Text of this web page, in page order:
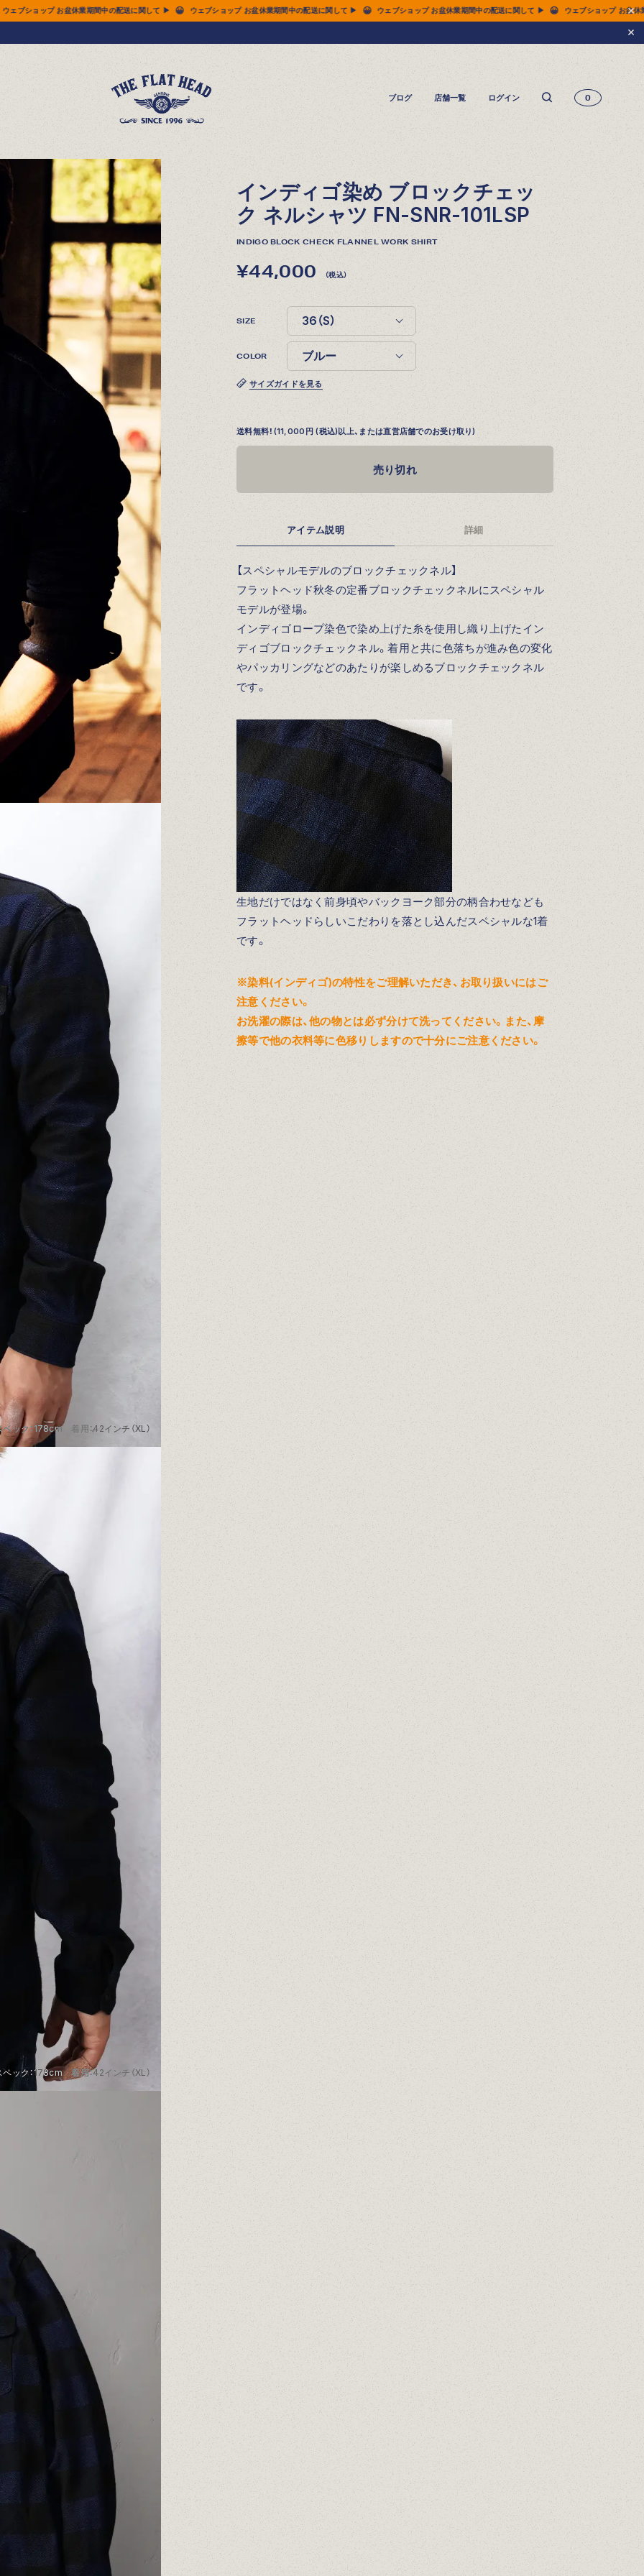
ョップ お盆休業期間中の配送に関して ▶ 😀 ウェブショップ お盆休業期間中の配送に関して ▶ 😀 ウェブショップ お盆休業期間中の配送に関して ▶ 😀 ウェブショップ お盆休業期間
ブログ 店舗一覧 ログイン 0
インディゴ染め ブロックチェッ
ク ネルシャツ FN-SNR-101LSP
INDIGO BLOCK CHECK FLANNEL WORK SHIRT
¥44,000 （税込）
SIZE
COLOR
サイズガイドを見る
送料無料！(11,000円 (税込)以上、または直営店舗でのお受け取り)
売り切れ
アイテム説明 詳細
【スペシャルモデルのブロックチェックネル】
フラットヘッド秋冬の定番ブロックチェックネルにスペシャル
モデルが登場。
インディゴロープ染色で染め上げた糸を使用し織り上げたイン
ディゴブロックチェックネル。着用と共に色落ちが進み色の変化
やパッカリングなどのあたりが楽しめるブロックチェックネル
です。
生地だけではなく前身頃やバックヨーク部分の柄合わせなども
フラットヘッドらしいこだわりを落とし込んだスペシャルな1着
です。
※染料(インディゴ)の特性をご理解いただき、お取り扱いにはご
注意ください。
お洗濯の際は、他の物とは必ず分けて洗ってください。また、摩
擦等で他の衣料等に色移りしますので十分にご注意ください。
ック：178cm 着用：42インチ（XL）
ック：178cm 着用：42インチ（XL）